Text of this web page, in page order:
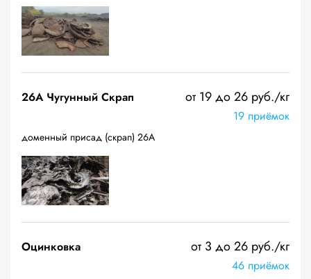
26A Чугунный Скрап от 19 до 26 руб./кг
19 приёмок
доменный присад (скрап) 26А
Оцинковка от 3 до 26 руб./кг
46 приёмок